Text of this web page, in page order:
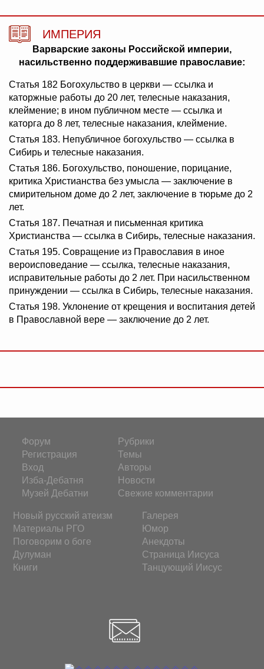
ИМПЕРИЯ
Варварские законы Российской империи,
насильственно поддерживавшие православие:
Статья 182 Богохульство в церкви — ссылка и
каторжные работы до 20 лет, телесные наказания,
клеймение; в ином публичном месте — ссылка и
каторга до 8 лет, телесные наказания, клеймение.
Статья 183. Непубличное богохульство — ссылка в
Сибирь и телесные наказания.
Статья 186. Богохульство, поношение, порицание,
критика Христианства без умысла — заключение в
смирительном доме до 2 лет, заключение в тюрьме до 2
лет.
Статья 187. Печатная и письменная критика
Христианства — ссылка в Сибирь, телесные наказания.
Статья 195. Совращение из Православия в иное
вероисповедание — ссылка, телесные наказания,
исправительные работы до 2 лет. При насильственном
принуждении — ссылка в Сибирь, телесные наказания.
Статья 198. Уклонение от крещения и воспитания детей
в Православной вере — заключение до 2 лет.
Форум
Регистрация
Вход
Изба-Дебатня
Музей Дебатни
Рубрики
Темы
Авторы
Новости
Свежие комментарии
Новый русский атеизм
Материалы РГО
Поговорим о боге
Дулуман
Книги
Галерея
Юмор
Анекдоты
Страница Иисуса
Танцующий Иисус